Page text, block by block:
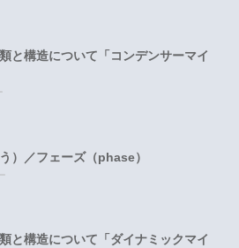
と構造について「コンデンサーマイ
）／フェーズ（phase）
と構造について「ダイナミックマイ